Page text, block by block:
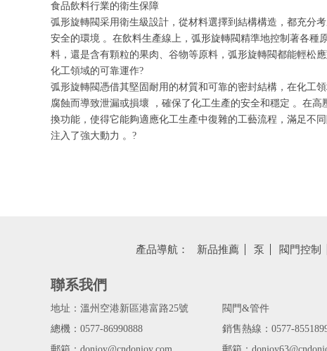
食品飲料行業的衛生保障
弧形旋轉閥采用衛生級設計，從材料選擇到結構構造，都充分
安全的環境 。在飲料生產線上，弧形旋轉閥精準地控制著各
料，還是含有顆粒的果肉、谷物等原料，弧形旋轉閥都能輕松
化工領域的可靠運作?
弧形旋轉閥憑借其堅固耐用的材質和可靠的密封結構，在化工
腐蝕而導致泄漏或損壞 ，確保了化工生產的安全和穩定 。在
換功能，使得它能夠適應化工生產中復雜的工藝流程，滿足不
注入了強大動力 。?
產品導航： 新品推薦 泵 閥門控制
聯系我們
地址：溫州空港新區港富路25號
總機：0577-86990888
閥門&管件
銷售熱線：0577-